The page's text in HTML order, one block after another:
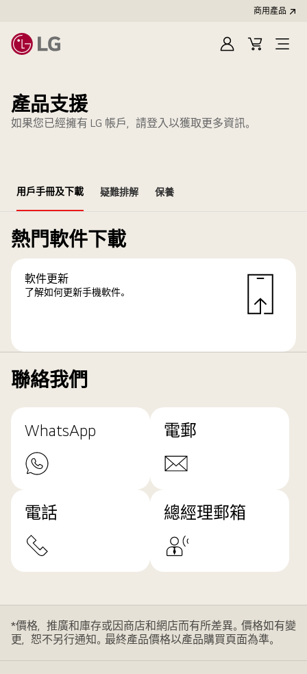
商用產品
登
購
產品支援
如果您已經擁有 LG 帳戶，請登入以獲取更多資訊。
用戶手冊及下載 疑難排解 保養
熱門軟件下載
軟件更新
了解如何更新手機軟件。
聯絡我們
WhatsApp 電郵
電話 總經理郵箱
*價格，推廣和庫存或因商店和網店而有所差異。價格如有變
更，恕不另行通知。最終產品價格以產品購買頁面為準。